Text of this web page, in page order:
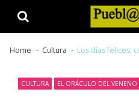
Home Cultura Los días felices:
CULTURA EL ORÁCULO DEL VENENO